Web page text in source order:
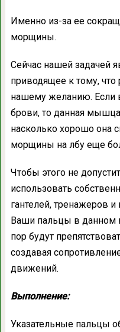
Именно из-за ее
морщины.
Сейчас нашей задачей
приводящее к тому, что
нашему желанию. Если
брови, то данная
насколько хорошо она
морщины на лбу еще
Чтобы этого не
использовать
гантелей, тренажеров
Ваши пальцы в данном
пор будут
создавая
движений.
Выполнение:
Указательные пальцы